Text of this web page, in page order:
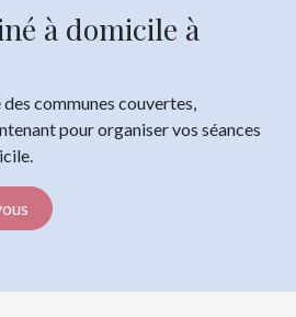
à domicile à
communes couvertes,
pour organiser vos séances